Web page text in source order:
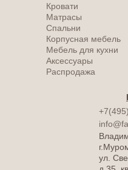
Кровати
Матрасы
Спальни
Корпусная мебель
Мебель для кухни
Аксессуары
Распродажа
ул.